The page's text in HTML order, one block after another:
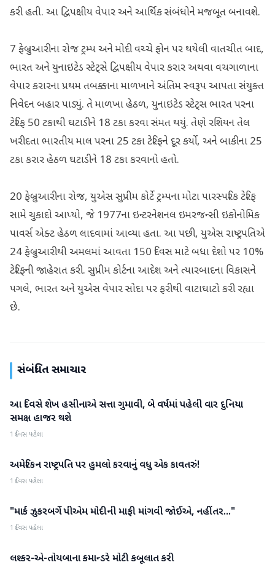
કરી હતી. આ દ્વિપક્ષીય વેપાર અને આર્થિક સંબંધોને મજબૂત બનાવશે.
7 ફેબ્રુઆરીના રોજ ટ્રમ્પ અને મોદી વચ્ચે ફોન પર થયેલી વાતચીત બાદ,
ભારત અને યુનાઇટેડ સ્ટેટ્સે દ્વિપક્ષીય વેપાર કરાર અથવા વચગાળાના
વેપાર કરારના પ્રથમ તબક્કાના માળખાને અંતિમ સ્વરૂપ આપતા સંયુક્ત
નિવેદન બહાર પાડ્યું. તે માળખા હેઠળ, યુનાઇટેડ સ્ટેટ્સ ભારત પરના
ટેરિફ 50 ટકાથી ઘટાડીને 18 ટકા કરવા સંમત થયું. તેણે રશિયન તેલ
ખરીદતા ભારતીય માલ પરના 25 ટકા ટેરિફને દૂર કર્યો, અને બાકીના 25
ટકા કરાર હેઠળ ઘટાડીને 18 ટકા કરવાનો હતો.
20 ફેબ્રુઆરીના રોજ, યુએસ સુપ્રીમ કોર્ટે ટ્રમ્પના મોટા પારસ્પરિક ટેરિફ
સામે ચુકાદો આપ્યો, જે 1977ના ઇન્ટરનેશનલ ઇમરજન્સી ઇકોનોમિક
પાવર્સ એક્ટ હેઠળ લાદવામાં આવ્યા હતા. આ પછી, યુએસ રાષ્ટ્રપતિએ
24 ફેબ્રુઆરીથી અમલમાં આવતા 150 દિવસ માટે બધા દેશો પર 10%
ટેરિફની જાહેરાત કરી. સુપ્રીમ કોર્ટના આદેશ અને ત્યારબાદના વિકાસને
પગલે, ભારત અને યુએસ વેપાર સોદા પર ફરીથી વાટાઘાટો કરી રહ્યા
છે.
સંબંધિત સમાચાર
આંતરરાષ્ટ્રીય
આ દિવસે શેખ હસીનાએ સત્તા ગુમાવી, બે વર્ષમાં પહેલી વાર દુનિયા
સમક્ષ હાજર થશે
1 દિવસ પહેલા
આંતરરાષ્ટ્રીય
અમેરિકન રાષ્ટ્રપતિ પર હુમલો કરવાનું વધુ એક કાવતરું!
1 દિવસ પહેલા
આંતરરાષ્ટ્રીય
"માર્ક ઝુકરબર્ગે પીએમ મોદીની માફી માંગવી જોઈએ, નહીંતર..."
1 દિવસ પહેલા
આંતરરાષ્ટ્રીય
લશ્કર-એ-તોયબાના કમાન્ડરે મોટી કબૂલાત કરી